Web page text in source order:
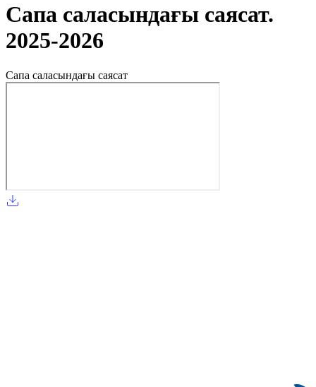
Сапа саласындағы саясат.
2025-2026
Сапа саласындағы саясат